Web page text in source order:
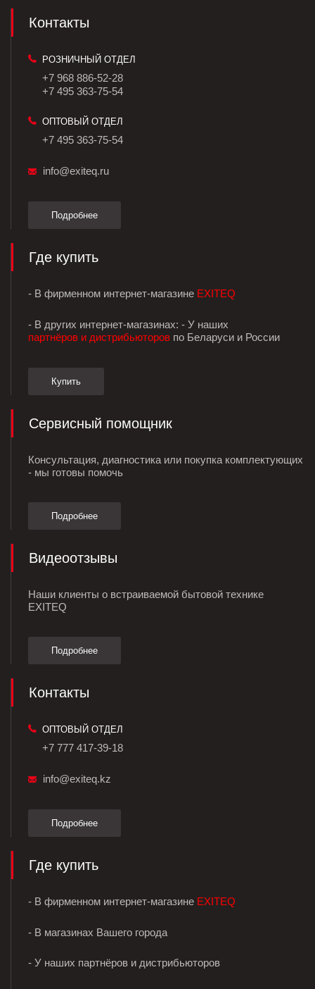
Контакты
РОЗНИЧНЫЙ ОТДЕЛ
+7 968 886-52-28
+7 495 363-75-54
ОПТОВЫЙ ОТДЕЛ
+7 495 363-75-54
info@exiteq.ru
Подробнее
Где купить
- В фирменном интернет-магазине EXITEQ
- В других интернет-магазинах: - У наших
партнёров и дистрибьюторов по Беларуси и России
Купить
Сервисный помощник
Консультация, диагностика или покупка комплектующих
- мы готовы помочь
Подробнее
Видеоотзывы
Наши клиенты о встраиваемой бытовой технике
EXITEQ
Подробнее
Контакты
ОПТОВЫЙ ОТДЕЛ
+7 777 417-39-18
info@exiteq.kz
Подробнее
Где купить
- В фирменном интернет-магазине EXITEQ
- В магазинах Вашего города
- У наших партнёров и дистрибьюторов